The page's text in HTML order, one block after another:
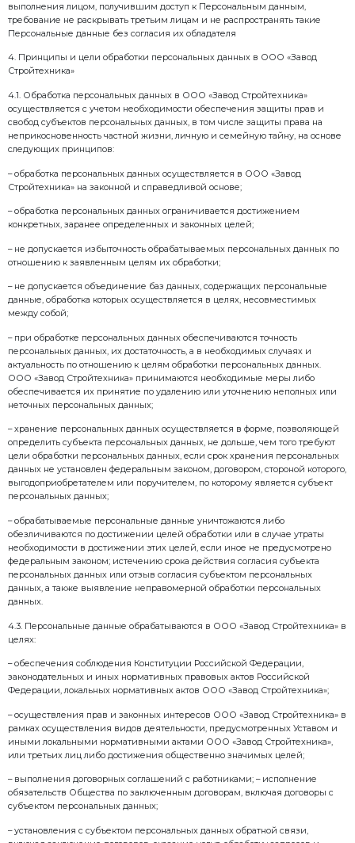
или физическое лицо, самостоятельно или
организующие и (или) осуществляющие обработку
а также определяющие цели обработки
персональных данных, подлежащих обработке,
совершаемые с персональными данными.
Субъект Персональных данных – физическое лицо,
персональные данные
Обработка персональных данных — любое
совокупность действий (операций), совершаемые
средств автоматизации или без использования
персональными данными, включая сбор, запись,
накопление, хранение, уточнение (обновление,
использование, передачу (распространение,
обезличивание, блокирование, удаление,
данных.
Автоматизированная обработка персональных
персональных данных с помощью средств
Предоставление персональных данных —
раскрытие персональных данных определенному
определенному кругу лиц.
Распространение персональных данных —
Трансграничная передача персональных данных —
персональных данных на территорию иностранного
власти иностранного государства, иностранному
иностранному юридическому лицу.
Блокирование персональных данных —
обработки персональных данных (за исключением
обработка необходима для уточнения
Уничтожение персональных данных — действия, в
становится невозможным восстановить
в информационной системе персональных данных
которых уничтожаются материальные носители
Обезличивание персональных данных — действия,
становится невозможным без использования